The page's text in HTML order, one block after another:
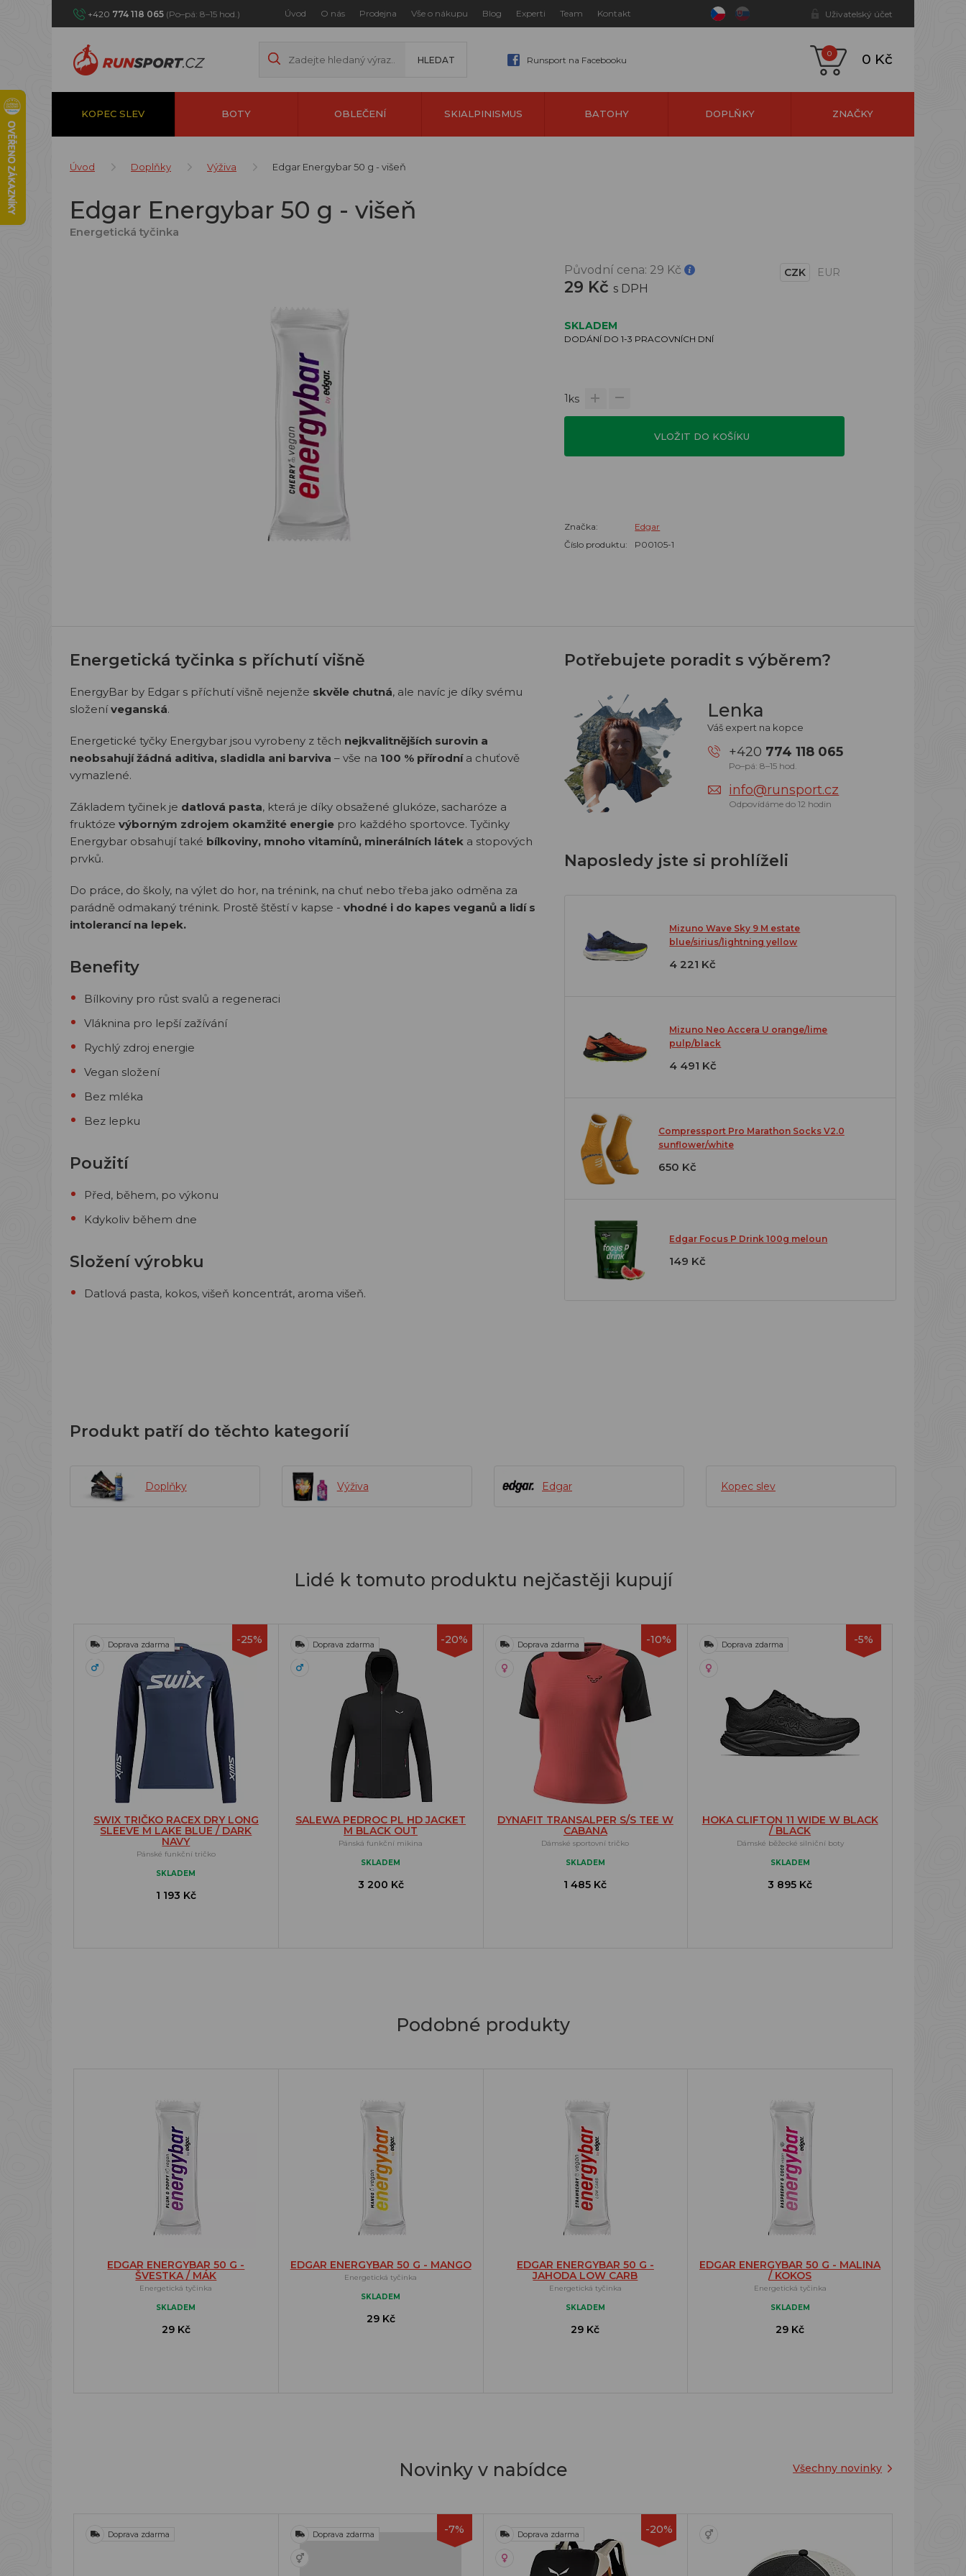
+420 774 118 065 (Po–pá: 8–15 hod.) Úvod O nás Prodejna Vše o nákupu Blog Experti Team Kontakt Uživatelský účet
Runsport na Facebooku
0 0 Kč
KOPEC SLEV BOTY OBLEČENÍ SKIALPINISMUS BATOHY DOPLŇKY ZNAČKY
Úvod Doplňky Výživa Edgar Energybar 50 g - višeň
Edgar Energybar 50 g - višeň
Energetická tyčinka
Původní cena: 29 Kč
29 Kč s DPH
CZK EUR
SKLADEM
DODÁNÍ DO 1-3 PRACOVNÍCH DNÍ
1ks
VLOŽIT DO KOŠÍKU
Značka:
Edgar
Číslo produktu:
P00105-1
Energetická tyčinka s příchutí višně
EnergyBar by Edgar s příchutí višně nejenže skvěle chutná, ale navíc je díky svému
složeníveganská.
Energetické tyčky Energybar jsou vyrobeny z těch nejkvalitnějších surovin a
neobsahují žádná aditiva, sladidla ani barviva – vše na 100 % přírodnía chuťově
vymazlené.
Základem tyčinek je datlová pasta, která je díky obsažené glukóze, sacharóze a
fruktóze výborným zdrojem okamžité energie pro každého sportovce. Tyčinky
Energybar obsahují také bílkoviny, mnoho vitamínů, minerálních látek a stopových
prvků.
Do práce, do školy, na výlet do hor, na trénink, na chuť nebo třeba jako odměna za
parádně odmakaný trénink. Prostě štěstí v kapse - vhodné i do kapes veganů a lidí s
intolerancí na lepek.
Benefity
Bílkoviny pro růst svalů a regeneraci
Vláknina pro lepší zažívání
Rychlý zdroj energie
Vegan složení
Bez mléka
Bez lepku
Použití
Před, během, po výkonu
Kdykoliv během dne
Složení výrobku
Datlová pasta, kokos, višeň koncentrát, aroma višeň.
Potřebujete poradit s výběrem?
Lenka
Váš expert na kopce
+420 774 118 065
Po–pá: 8–15 hod.
info@runsport.cz
Odpovídáme do 12 hodin
Naposledy jste si prohlíželi
Mizuno Wave Sky 9 M estate
blue/sirius/lightning yellow
4 221 Kč
Mizuno Neo Accera U orange/lime
pulp/black
4 491 Kč
Compressport Pro Marathon Socks V2.0
sunflower/white
650 Kč
Edgar Focus P Drink 100g meloun
149 Kč
Produkt patří do těchto kategorií
Doplňky Výživa Edgar Kopec slev
Lidé k tomuto produktu nejčastěji kupují
-25%
Doprava zdarma
SWIX TRIČKO RACEX DRY LONG
SLEEVE M LAKE BLUE / DARK
NAVY
Pánské funkční tričko
SKLADEM
1 193 Kč
-20%
Doprava zdarma
SALEWA PEDROC PL HD JACKET
M BLACK OUT
Pánská funkční mikina
SKLADEM
3 200 Kč
-10%
Doprava zdarma
DYNAFIT TRANSALPER S/S TEE W
CABANA
Dámské sportovní tričko
SKLADEM
1 485 Kč
-5%
Doprava zdarma
HOKA CLIFTON 11 WIDE W BLACK
/ BLACK
Dámské běžecké silniční boty
SKLADEM
3 895 Kč
Podobné produkty
EDGAR ENERGYBAR 50 G -
ŠVESTKA / MÁK
Energetická tyčinka
SKLADEM
29 Kč
EDGAR ENERGYBAR 50 G - MANGO
Energetická tyčinka
SKLADEM
29 Kč
EDGAR ENERGYBAR 50 G -
JAHODA LOW CARB
Energetická tyčinka
SKLADEM
29 Kč
EDGAR ENERGYBAR 50 G - MALINA
/ KOKOS
Energetická tyčinka
SKLADEM
29 Kč
Novinky v nabídce Všechny novinky
Doprava zdarma -7%
Doprava zdarma -20%
Doprava zdarma